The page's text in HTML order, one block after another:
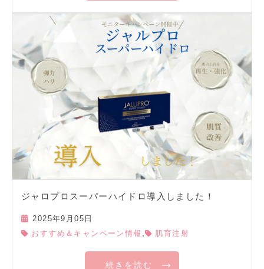
ジャロプロスーパーハイドロ導入しました！
2025年9月05日
おすすめ＆キャンペーン情報 , 肌育注射
続きを読む